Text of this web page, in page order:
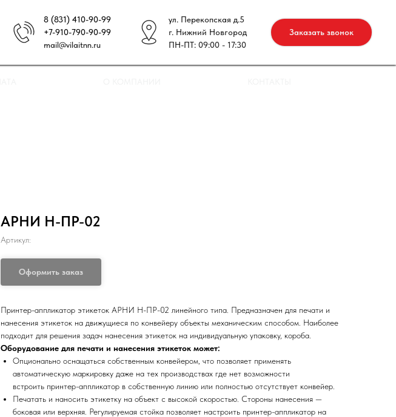
8 (831) 410-90-99
+7-910-790-90-99
mail@vilaitnn.ru
ул. Перекопская д.5
г. Нижний Новгород
ПН-ПТ: 09:00 - 17:30
Заказать звонок
АРНИ Н-ПР-02
Артикул:
Оформить заказ
Принтер-аппликатор этикеток АРНИ H-ПР-02 линейного типа. Предназначен для печати и
нанесения этикеток на движущиеся по конвейеру объекты механическим способом. Наиболее
подходит для решения задач нанесения этикеток на индивидуальную упаковку, короба.
Оборудование для печати и нанесения этикеток может:
Опционально оснащаться собственным конвейером, что позволяет применять
автоматическую маркировку даже на тех производствах где нет возможности
встроить принтер-аппликатор в собственную линию или полностью отсутствует конвейер.
Печатать и наносить этикетку на объект с высокой скоростью. Стороны нанесения —
боковая или верхняя. Регулируемая стойка позволяет настроить принтер-аппликатор на